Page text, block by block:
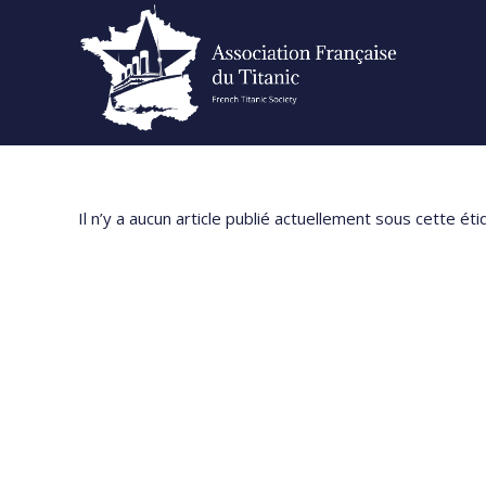
Il n’y a aucun article publié actuellement sous cette